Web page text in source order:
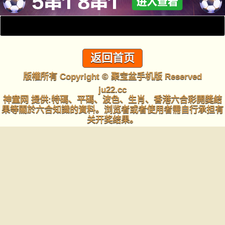
返回首页
版權所有 Copyright © 聚宝盆手机版 Reserved
ju22.cc
神童网 提供:特碼、平碼、波色、生肖、香港六合彩開獎結
果等關於六合知識的資料。浏览者或者使用者需自行承担有
关开奖结果。